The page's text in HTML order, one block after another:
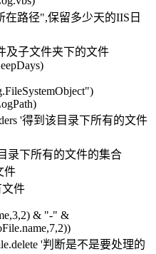
路径",保留多少天的IIS日
及子文件夹下的文件
'得到该目录下所有的文件
录下所有的文件的集合
件
文件
& "-" &
'判断是不是要处理的